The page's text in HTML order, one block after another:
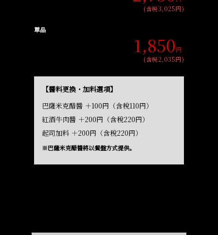
(含税3,025円)
單品
1,850円
(含税2,035円)
【醬料更換・加料選項】
巴薩米克醋醬 ＋100円（含稅110円）
紅酒牛肉醬 ＋200円（含稅220円）
起司加料 ＋200円（含稅220円）
※巴薩米克醋醬將以餐盤方式提供。